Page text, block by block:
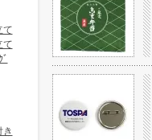
て
て
き